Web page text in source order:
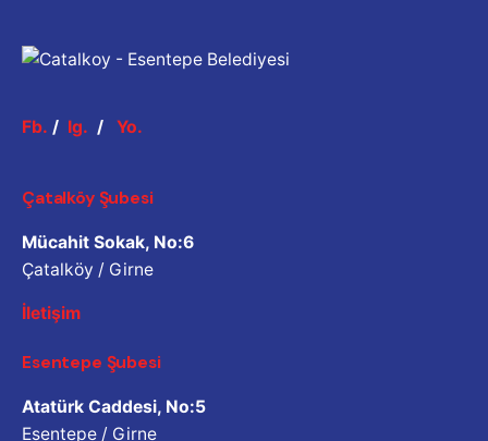
Fb. / Ig. / Yo.
Çatalköy Şubesi
Mücahit Sokak, No:6
Çatalköy / Girne
İletişim
Esentepe Şubesi
Atatürk Caddesi, No:5
Esentepe / Girne